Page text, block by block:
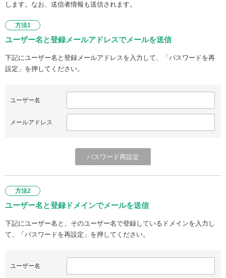
します。なお、送信者情報も送信されます。
方法1
ユーザー名と登録メールアドレスでメールを送信
下記にユーザー名と登録メールアドレスを入力して、「パスワードを再
設定」を押してください。
ユーザー名
メールアドレス
方法2
ユーザー名と登録ドメインでメールを送信
下記にユーザー名と、そのユーザー名で登録しているドメインを入力し
て、「パスワードを再設定」を押してください。
ユーザー名